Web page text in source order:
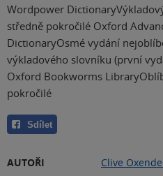
Wordpower
středně pokročilé Oxford
DictionaryOsmé vydání
výkladového slovníku (první
Oxford Bookworms
pokročilé
Sdílet
AUTOŘI Clive